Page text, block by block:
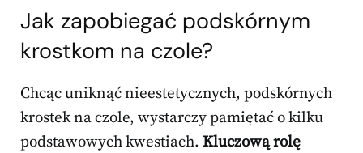
Jak zapobiegać podskórnym
krostkom na czole?
Chcąc uniknąć nieestetycznych, podskórnych
krostek na czole, wystarczy pamiętać o kilku
podstawowych kwestiach. Kluczową rolę